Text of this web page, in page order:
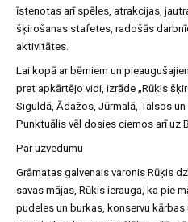
īstenotas arī spēles, atrakcijas,
šķirošanas stafetes, radošās
aktivitātes.
Lai kopā ar bērniem un
pret apkārtējo vidi, izrāde „Rūķis
Siguldā, Ādažos, Jūrmalā, Talsos un
Punktuālis vēl dosies ciemos arī uz
Par uzvedumu
Grāmatas galvenais varonis Rūķis
savas mājas, Rūķis ierauga, ka pie
pudeles un burkas, konservu